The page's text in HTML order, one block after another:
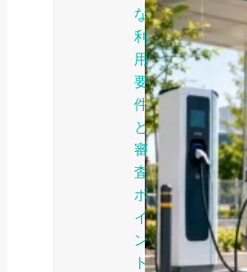
な
利
用
要
件
と
審
査
ポ
イ
ン
ト